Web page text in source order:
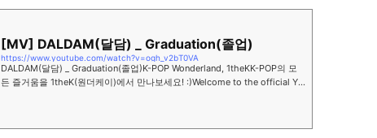
[MV] DALDAM(달담) _ Graduation(졸업)
https://www.youtube.com/watch?v=ogh_v2bT0VA
DALDAM(달담) _ Graduation(졸업)K-POP Wonderland, 1theKK-POP의 모
든 즐거움을 1theK(원더케이)에서 만나보세요! :)Welcome to the official Yo